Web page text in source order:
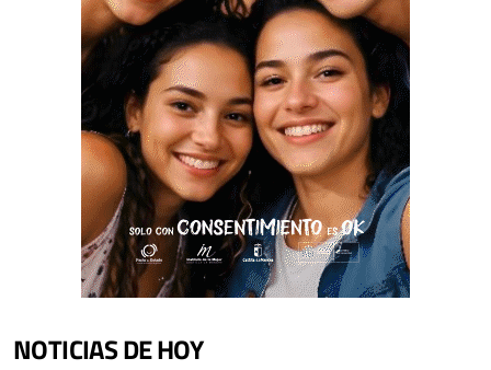
NOTICIAS DE HOY